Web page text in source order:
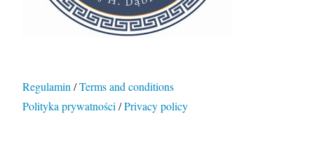
Regulamin /Terms and conditions
Polityka prywatności /Privacy policy